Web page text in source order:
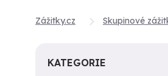
Zážitky.cz Skupinové
KATEGORIE